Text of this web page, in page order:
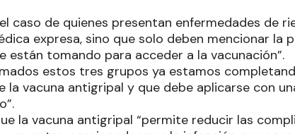
caso de quienes presentan enfermedades de
expresa, sino que solo deben mencionar la
están tomando para acceder a la vacunación”.
estos tres grupos ya estamos
la vacuna antigripal y que debe aplicarse con
la vacuna antigripal “permite reducir las